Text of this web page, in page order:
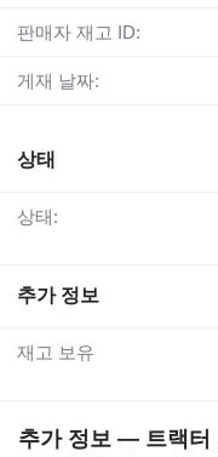
판매자 재고 ID:
게재 날짜:
상태
상태:
추가 정보
재고 보유
추가 정보 — 트랙터